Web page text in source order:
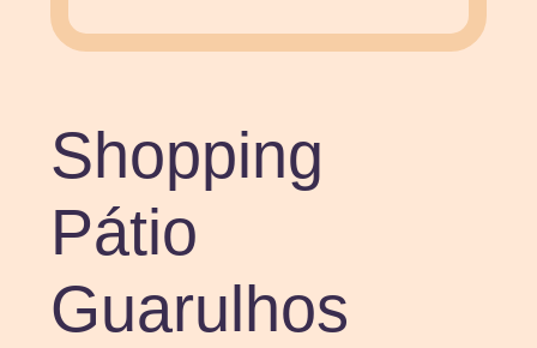
Shopping
Pátio
Guarulhos